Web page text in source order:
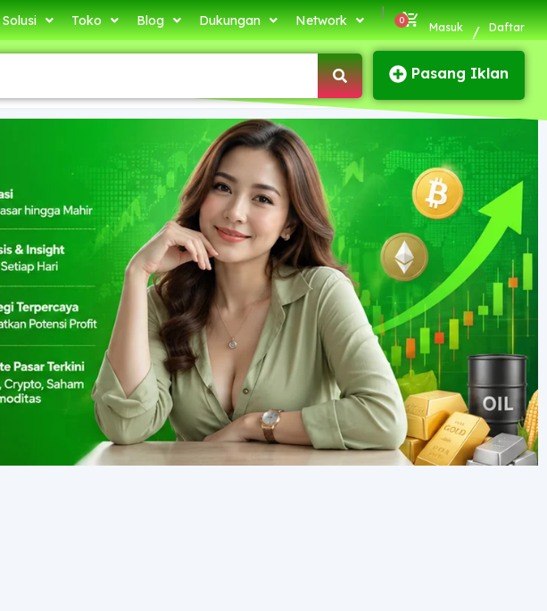
Solusi Toko Blog Dukungan Network
|
Masuk / Daftar
Pasang Iklan